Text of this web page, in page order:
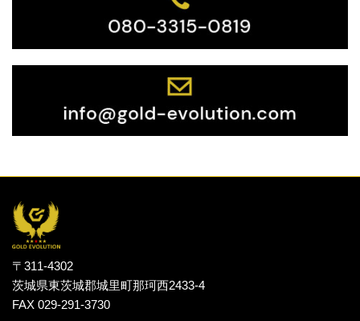
〒311-4302
茨城県東茨城郡城里町那珂西2433-4
FAX 029-291-3730